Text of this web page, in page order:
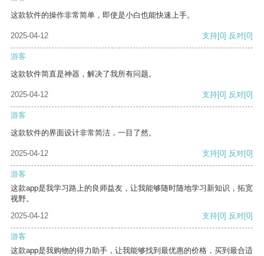
这款软件的操作非常简单，即使是小白也能快速上手。
2025-04-12 支持[0] 反对[0]
游客
这款软件简直是神器，解决了我所有问题。
2025-04-12 支持[0] 反对[0]
游客
这款软件的界面设计非常简洁，一目了然。
2025-04-12 支持[0] 反对[0]
游客
这款app是我学习路上的良师益友，让我能够随时随地学习新知识，拓宽
视野。
2025-04-12
支持[0] 反对[0]
游客
这款app是我购物的得力助手，让我能够找到最优惠的价格，买到最合适